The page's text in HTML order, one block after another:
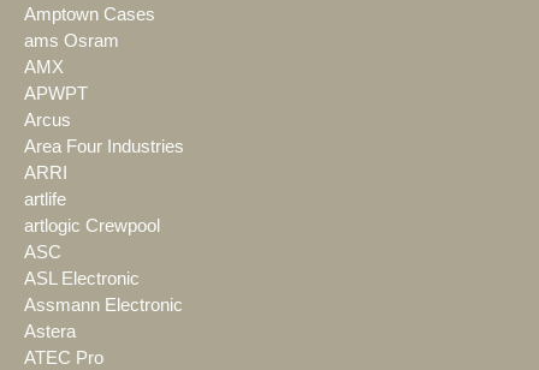
Amptown Cases
ams Osram
AMX
APWPT
Arcus
Area Four Industries
ARRI
artlife
artlogic Crewpool
ASC
ASL Electronic
Assmann Electronic
Astera
ATEC Pro